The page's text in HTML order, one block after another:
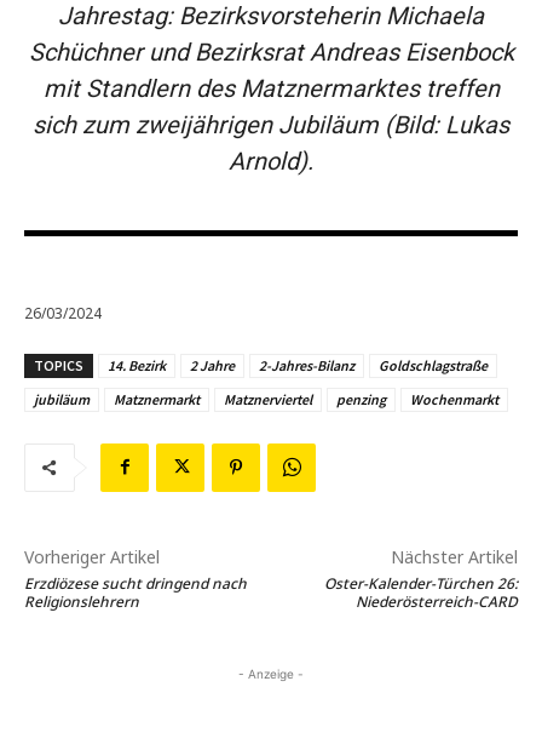
Jahrestag: Bezirksvorsteherin Michaela
Schüchner und Bezirksrat Andreas Eisenbock
mit Standlern des Matznermarktes treffen
sich zum zweijährigen Jubiläum (Bild: Lukas
Arnold).
26/03/2024
TOPICS 14. Bezirk 2 Jahre 2-Jahres-Bilanz
Goldschlagstraße
jubiläum
Matznermarkt Matznerviertel penzing Wochenmarkt
Vorheriger Artikel
Erzdiözese sucht dringend nach
Religionslehrern
Nächster Artikel
Oster-Kalender-Türchen 26:
Niederösterreich-CARD
- Anzeige -